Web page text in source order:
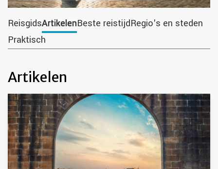
ReisgidsArtikelenBeste reistijdRegio's en steden
Praktisch
Artikelen